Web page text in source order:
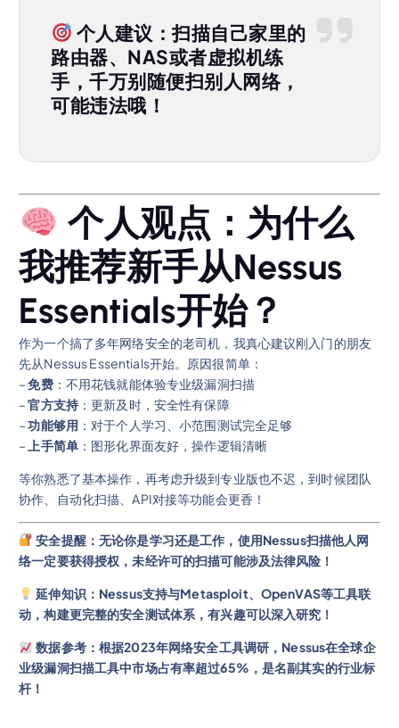
个人建议：扫描自己家里的
路由器、NAS或者虚拟机练
手，千万别随便扫别人网络，
可能违法哦！
个人观点：为什么
我推荐新手从Nessus
Essentials开始？
作为一个搞了多年网络安全的老司机，我真心建议刚入门的朋友
先从Nessus Essentials开始。原因很简单：
–免费：不用花钱就能体验专业级漏洞扫描
–官方支持：更新及时，安全性有保障
–功能够用 ：对于个人学习、小范围测试完全足够
– 上手简单：图形化界面友好，操作逻辑清晰
等你熟悉了基本操作，再考虑升级到专业版也不迟，到时候团队
协作、自动化扫描、API对接等功能会更香！
安全提醒：无论你是学习还是工作，使用Nessus扫描他人网
络一定要获得授权，未经许可的扫描可能涉及法律风险！
延伸知识：Nessus支持与Metasploit、OpenVAS等工具联
动，构建更完整的安全测试体系，有兴趣可以深入研究！
数据参考：根据2023年网络安全工具调研，Nessus在全球企
业级漏洞扫描工具中市场占有率超过65%，是名副其实的行业标
杆！